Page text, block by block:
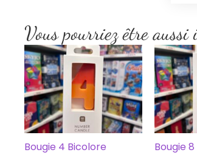
Vous pourriez être aussi
Bougie 4 Bicolore
Bougie